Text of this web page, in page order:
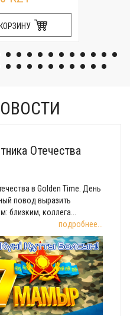
Отечества
в Golden Time. День
повод выразить
близким, коллега...
подробнее...